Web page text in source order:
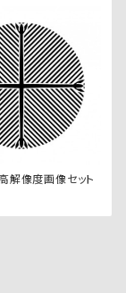
像度画像セット